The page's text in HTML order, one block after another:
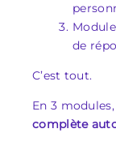
de
C’est tout.
En 3
complète